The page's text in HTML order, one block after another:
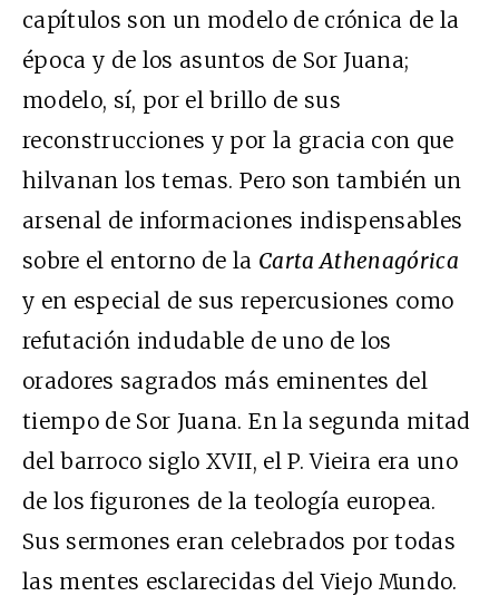
capítulos son un modelo de crónica de la
época y de los asuntos de Sor Juana;
modelo, sí, por el brillo de sus
reconstrucciones y por la gracia con que
hilvanan los temas. Pero son también un
arsenal de informaciones indispensables
sobre el entorno de la Carta Athenagórica
y en especial de sus repercusiones como
refutación indudable de uno de los
oradores sagrados más eminentes del
tiempo de Sor Juana. En la segunda mitad
del barroco siglo XVII, el P. Vieira era uno
de los figurones de la teología europea.
Sus sermones eran celebrados por todas
las mentes esclarecidas del Viejo Mundo.